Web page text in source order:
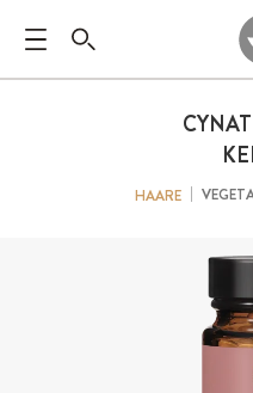
HAARE